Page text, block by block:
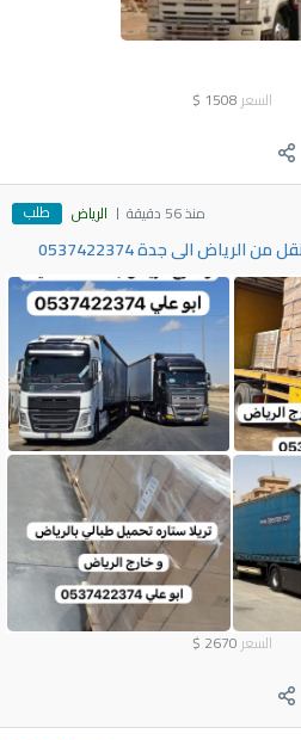
السعر 1508
$
منذ 56 دقيقة الرياض طلب
الرياض الى جدة 0537422374
السعر 2670
$